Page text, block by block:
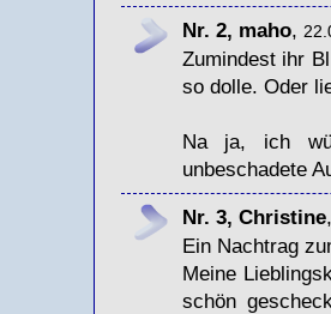
Nr. 2, maho,
Zumindest ihr
so dolle. Oder
Na ja, ich
unbeschadete
Nr. 3, Christine
Ein Nachtrag
Meine
schön